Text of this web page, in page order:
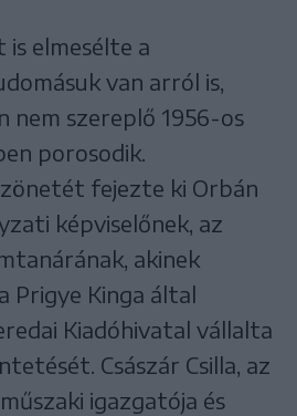
is elmesélte a
van arról is,
nem szereplő 1956-os
porosodik.
fejezte ki Orbán
képviselőnek, az
akinek
Prigye Kinga által
Kiadóhivatal vállalta
Császár Csilla, az
igazgatója és